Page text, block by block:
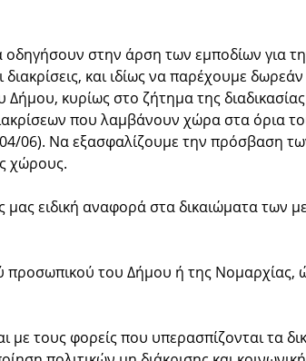
στην άρση των εμποδίων για
και ιδίως να παρέχουμε
κυρίως στο ζήτημα της
που λαμβάνουν χώρα στα όρια
06). Να εξασφαλίζουμε την πρόσβαση
χώρους.
ειδική αναφορά στα δικαιώματα των
του Δήμου ή της Νομαρχίας,
τους φορείς που υπερασπίζονται τα